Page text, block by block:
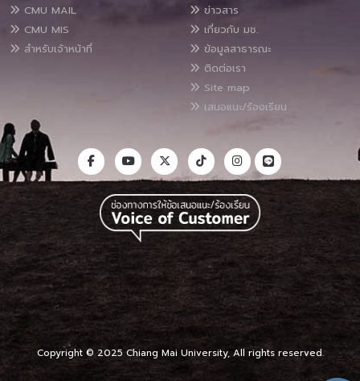
CMU MAIL
CMU MIS
สำหรับเจ้าหน้าที่
ข่าวสาร
เกี่ยวกับ มช.
ข้อมูลสาธารณะ
ติดต่อเรา
Site map
เสนอแนะ/ร้องเรียน
Copyright © 2025 Chiang Mai University, All rights reserved.